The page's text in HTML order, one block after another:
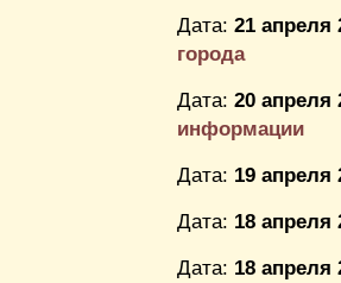
Дата: 21 апреля
города
Дата: 20 апреля
информации
Дата: 19 апреля
Дата: 18 апреля
Дата: 18 апреля